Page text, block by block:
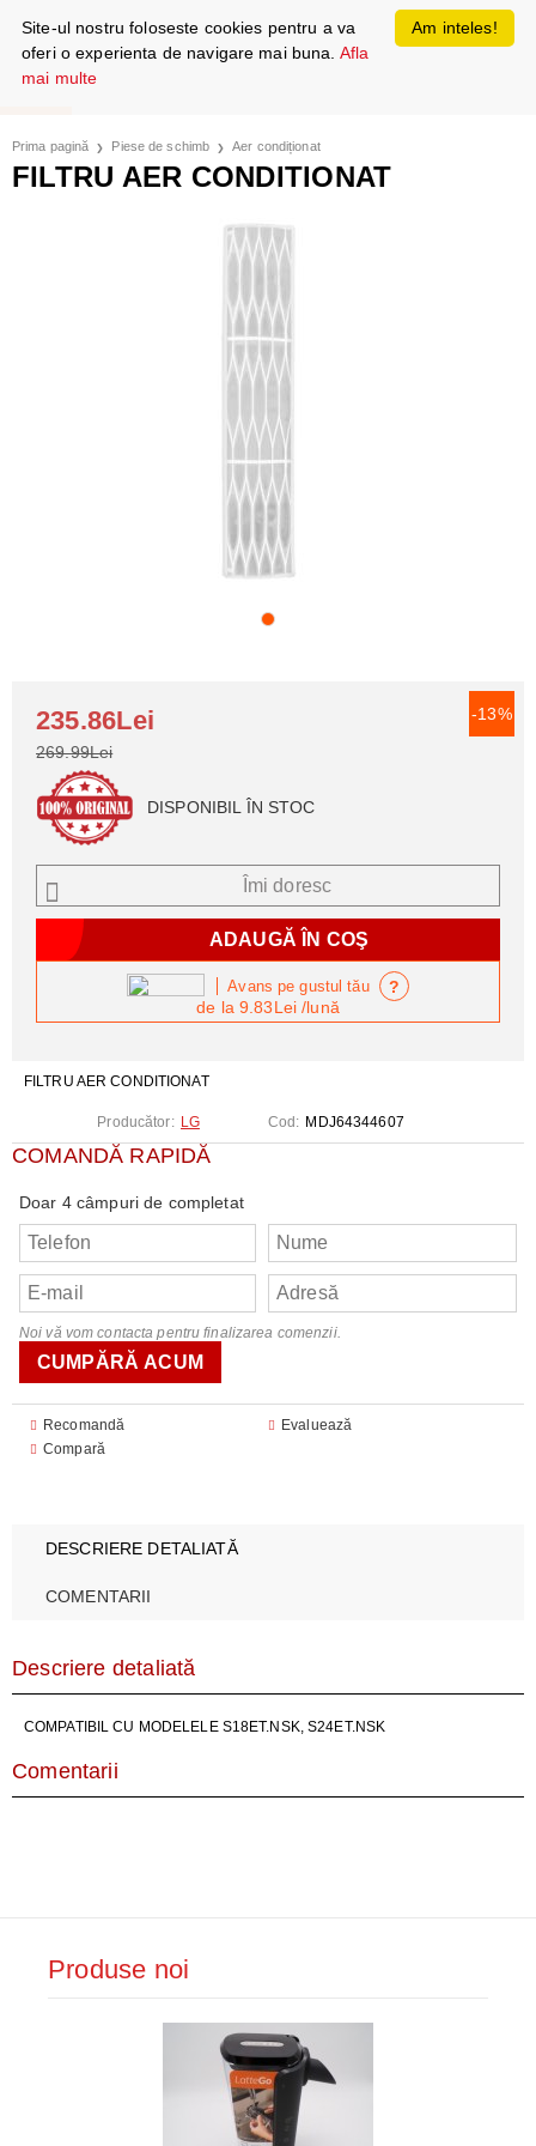
Prima pagină Piese de schimb Aer condiționat
FILTRU AER CONDITIONAT
FILTRU AER CONDITIONAT
Producător: LG Cod: MDJ64344607
COMANDĂ RAPIDĂ
Doar 4 câmpuri de completat
Noi vă vom contacta pentru finalizarea comenzii.
Recomandă
Evaluează
Compară
-13%
235.86Lei
269.99Lei
DISPONIBIL ÎN STOC
Îmi doresc
de la 9.83Lei/lună
Avans pe gustul tău ?
DESCRIERE DETALIATĂ
COMENTARII
Descriere detaliată
COMPATIBIL CU MODELELE S18ET.NSK, S24ET.NSK
Comentarii
Produse noi
Am inteles!
Site-ul nostru foloseste cookies pentru a va
oferi o experienta de navigare mai buna. Afla
mai multe